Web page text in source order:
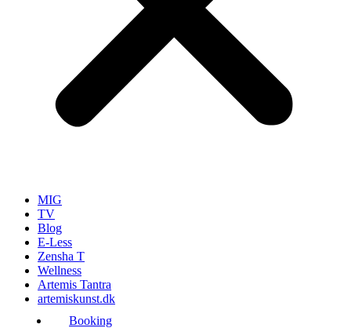
MIG
TV
Blog
E-Less
Zensha T
Wellness
Artemis Tantra
artemiskunst.dk
Booking